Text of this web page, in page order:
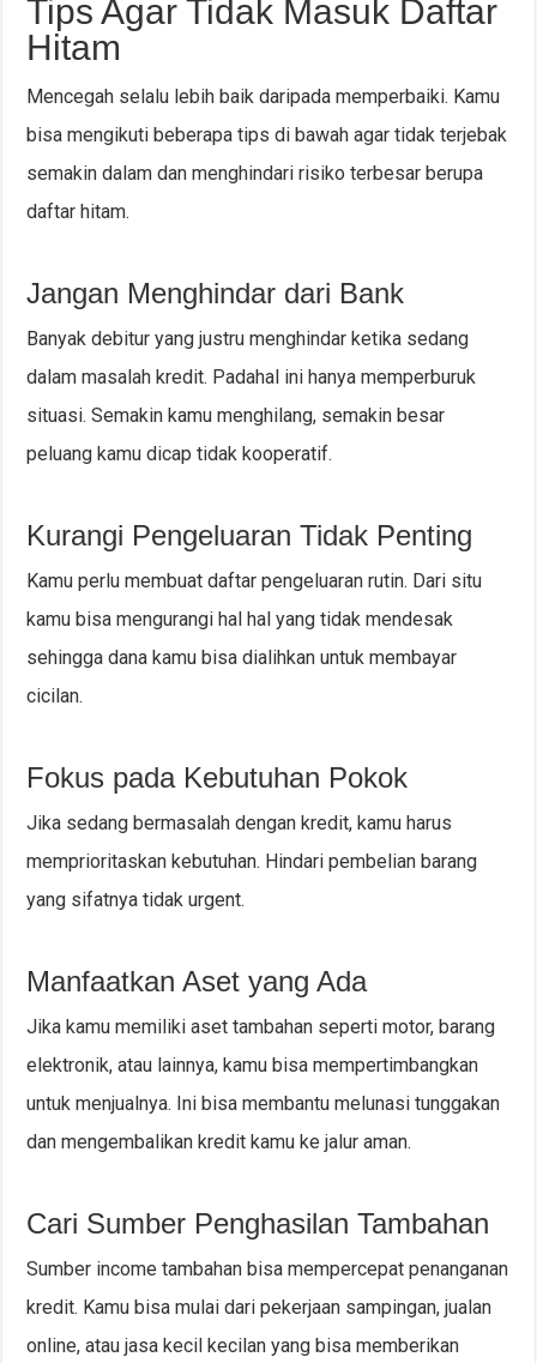
Tips Agar Tidak Masuk Daftar
Hitam
Mencegah selalu lebih baik daripada memperbaiki. Kamu
bisa mengikuti beberapa tips di bawah agar tidak terjebak
semakin dalam dan menghindari risiko terbesar berupa
daftar hitam.
Jangan Menghindar dari Bank
Banyak debitur yang justru menghindar ketika sedang
dalam masalah kredit. Padahal ini hanya memperburuk
situasi. Semakin kamu menghilang, semakin besar
peluang kamu dicap tidak kooperatif.
Kurangi Pengeluaran Tidak Penting
Kamu perlu membuat daftar pengeluaran rutin. Dari situ
kamu bisa mengurangi hal hal yang tidak mendesak
sehingga dana kamu bisa dialihkan untuk membayar
cicilan.
Fokus pada Kebutuhan Pokok
Jika sedang bermasalah dengan kredit, kamu harus
memprioritaskan kebutuhan. Hindari pembelian barang
yang sifatnya tidak urgent.
Manfaatkan Aset yang Ada
Jika kamu memiliki aset tambahan seperti motor, barang
elektronik, atau lainnya, kamu bisa mempertimbangkan
untuk menjualnya. Ini bisa membantu melunasi tunggakan
dan mengembalikan kredit kamu ke jalur aman.
Cari Sumber Penghasilan Tambahan
Sumber income tambahan bisa mempercepat penanganan
kredit. Kamu bisa mulai dari pekerjaan sampingan, jualan
online, atau jasa kecil kecilan yang bisa memberikan